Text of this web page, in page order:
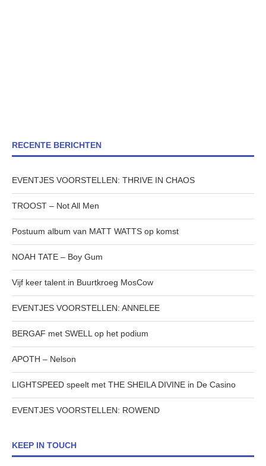
RECENTE BERICHTEN
EVENTJES VOORSTELLEN: THRIVE IN CHAOS
TROOST – Not All Men
Postuum album van MATT WATTS op komst
NOAH TATE – Boy Gum
Vijf keer talent in Buurtkroeg MosCow
EVENTJES VOORSTELLEN: ANNELEE
BERGAF met SWELL op het podium
APOTH – Nelson
LIGHTSPEED speelt met THE SHEILA DIVINE in De Casino
EVENTJES VOORSTELLEN: ROWEND
KEEP IN TOUCH